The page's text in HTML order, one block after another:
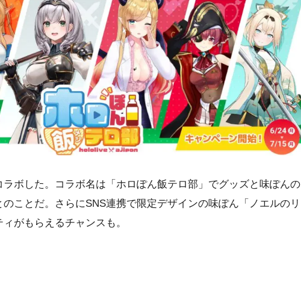
ボした。コラボ名は「ホロぽん飯テロ部」でグッズと味ぽんの
ことだ。さらにSNS連携で限定デザインの味ぽん「ノエルのリ
がもらえるチャンスも。